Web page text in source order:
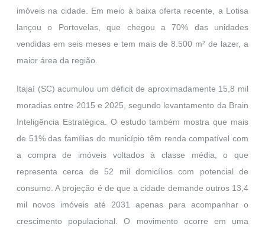
imóveis na cidade. Em meio à baixa oferta recente, a Lotisa
lançou o Portovelas, que chegou a 70% das unidades
vendidas em seis meses e tem mais de 8.500 m² de lazer, a
maior área da região.
Itajaí (SC) acumulou um déficit de aproximadamente 15,8 mil
moradias entre 2015 e 2025, segundo levantamento da Brain
Inteligência Estratégica. O estudo também mostra que mais
de 51% das famílias do município têm renda compatível com
a compra de imóveis voltados à classe média, o que
representa cerca de 52 mil domicílios com potencial de
consumo. A projeção é de que a cidade demande outros 13,4
mil novos imóveis até 2031 apenas para acompanhar o
crescimento populacional. O movimento ocorre em uma